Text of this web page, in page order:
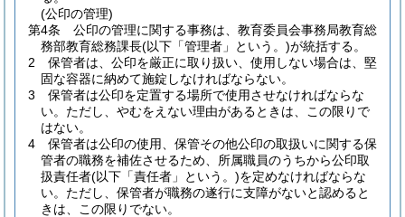
(公印の管理)
第4条
公印の管理に関する事務は、教育委員会事務局教育総
務部教育総務課長(以下「管理者」という。)が統括する。
2
保管者は、公印を厳正に取り扱い、使用しない場合は、堅
固な容器に納めて施錠しなければならない。
3
保管者は公印を定置する場所で使用させなければならな
い。 ただし、やむをえない理由があるときは、この限りで
はない。
4
保管者は公印の使用、保管その他公印の取扱いに関する保
管者の職務を補佐させるため、所属職員のうちから公印取
扱責任者(以下「責任者」という。)を定めなければならな
い。 ただし、保管者が職務の遂行に支障がないと認めると
きは、この限りでない。